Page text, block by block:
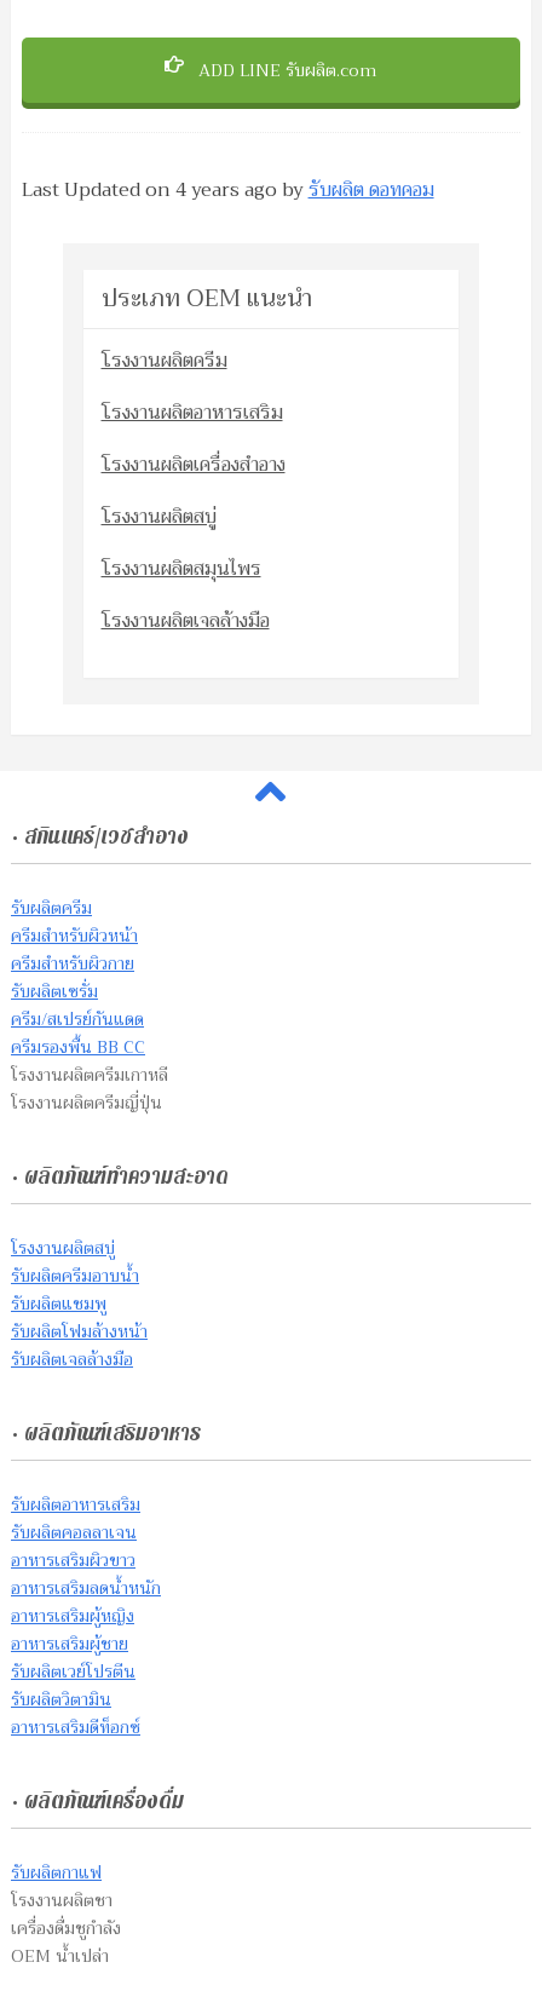
ADD LINE รับผลิต.com
Last Updated on4 years ago byรับผลิต ดอทคอม
ประเภท OEM แนะนำ
โรงงานผลิตครีม
โรงงานผลิตอาหารเสริม
โรงงานผลิตเครื่องสำอาง
โรงงานผลิตสบู่
โรงงานผลิตสมุนไพร
โรงงานผลิตเจลล้างมือ
• สกินแคร์/เวชสำอาง
รับผลิตครีม
ครีมสำหรับผิวหน้า
ครีมสำหรับผิวกาย
รับผลิตเซรั่ม
ครีม/สเปรย์กันแดด
ครีมรองพื้น BB CC
โรงงานผลิตครีมเกาหลี
โรงงานผลิตครีมญี่ปุ่น
• ผลิตภัณฑ์ทำความสะอาด
โรงงานผลิตสบู่
รับผลิตครีมอาบน้ำ
รับผลิตแชมพู
รับผลิตโฟมล้างหน้า
รับผลิตเจลล้างมือ
• ผลิตภัณฑ์เสริมอาหาร
รับผลิตอาหารเสริม
รับผลิตคอลลาเจน
อาหารเสริมผิวขาว
อาหารเสริมลดน้ำหนัก
อาหารเสริมผู้หญิง
อาหารเสริมผู้ชาย
รับผลิตเวย์โปรตีน
รับผลิตวิตามิน
อาหารเสริมดีท็อกซ์
• ผลิตภัณฑ์เครื่องดื่ม
รับผลิตกาแฟ
โรงงานผลิตชา
เครื่องดื่มชูกำลัง
OEM น้ำเปล่า